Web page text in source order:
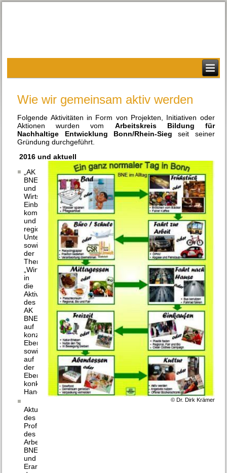
Wie wir gemeinsam aktiv werden
Folgende Aktivitäten in Form von Projekten, Initiativen oder
Aktionen wurden vom Arbeitskreis Bildung für
Nachhaltige Entwicklung Bonn/Rhein-Sieg seit seiner
Gründung durchgeführt.
2016 und aktuell
© Dr. Dirk Krämer
„AK
BNE
und
Wirtschaft“:
Einbindung
kommunaler
und
regionaler
Unternehmen
sowie
der
Thematik
„Wirtschaft“
in
die
Aktivitäten
des
AK
BNE
auf
konzeptioneller
Ebene
sowie
auf
der
Ebene
konkreter
Handlungsfelder
Aktualisierung
des
Profils
des
Arbeitskreises
BNE
und
Erarbeitung